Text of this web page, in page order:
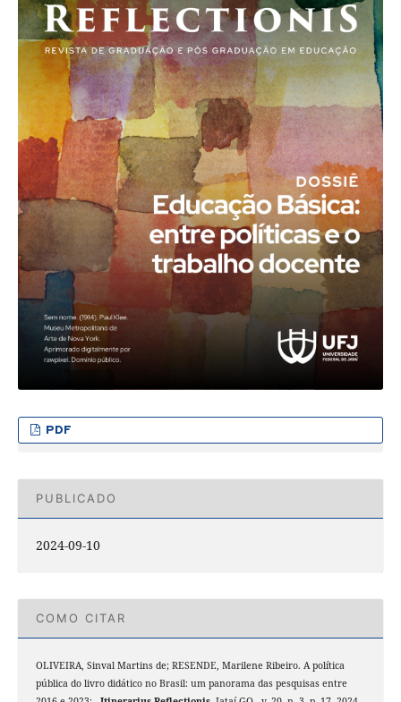
PDF
PUBLICADO
2024-09-10
COMO CITAR
OLIVEIRA, Sinval Martins de; RESENDE, Marilene Ribeiro. A política
pública do livro didático no Brasil: um panorama das pesquisas entre